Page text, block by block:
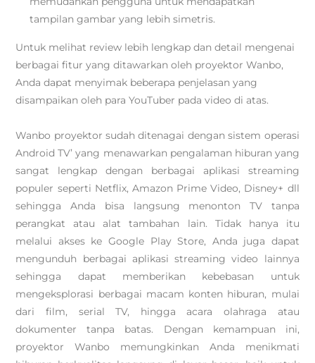
tampilan gambar yang lebih simetris.
Untuk melihat review lebih lengkap dan detail mengenai
berbagai fitur yang ditawarkan oleh proyektor Wanbo,
Anda dapat menyimak beberapa penjelasan yang
disampaikan oleh para YouTuber pada video di atas.
Wanbo proyektor sudah ditenagai dengan sistem operasi
Android TV’ yang menawarkan pengalaman hiburan yang
sangat lengkap dengan berbagai aplikasi streaming
populer seperti Netflix, Amazon Prime Video, Disney+ dll
sehingga Anda bisa langsung menonton TV tanpa
perangkat atau alat tambahan lain. Tidak hanya itu
melalui akses ke Google Play Store, Anda juga dapat
mengunduh berbagai aplikasi streaming video lainnya
sehingga dapat memberikan kebebasan untuk
mengeksplorasi berbagai macam konten hiburan, mulai
dari film, serial TV, hingga acara olahraga atau
dokumenter tanpa batas. Dengan kemampuan ini,
proyektor Wanbo memungkinkan Anda menikmati